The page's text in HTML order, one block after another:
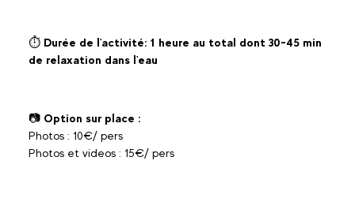
⏱ Durée de l'activité: 1 heure au total dont 30-45 min
de relaxation dans l'eau
📷 Option sur place :
Photos : 10€/ pers
Photos et videos : 15€/ pers